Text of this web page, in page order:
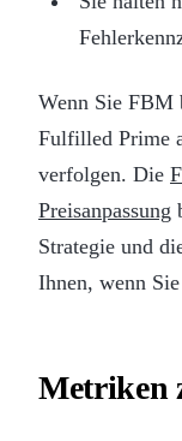
Wenn Sie FBM
Fulfilled Prime
verfolgen. Die
Preisanpassung
Strategie und
Ihnen, wenn
Metriken